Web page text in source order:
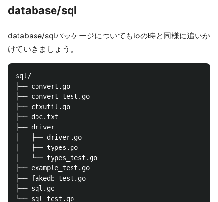
database/sql
database/sqlパッケージについてもioの時と同様に追いか
けていきましょう。
sql/
├── convert.go
├── convert_test.go
├── ctxutil.go
├── doc.txt
├── driver
│   ├── driver.go
│   ├── types.go
│   └── types_test.go
├── example_test.go
├── fakedb_test.go
├── sql.go